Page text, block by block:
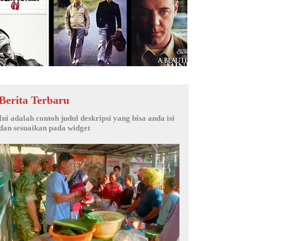
Terbaru
adalah contoh judul deskripsi yang bisa anda isi
sesuaikan pada widget